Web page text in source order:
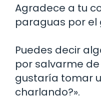
Agradece a tu
paraguas por el
Puedes decir
por salvarme
gustaría tomar
charlando?».